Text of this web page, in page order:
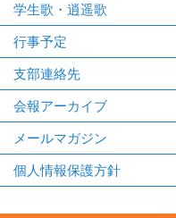
学生歌・逍遥歌
行事予定
支部連絡先
会報アーカイブ
メールマガジン
個人情報保護方針